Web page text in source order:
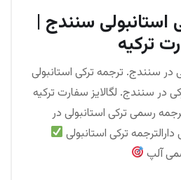
استانبولی سنندج |
ترکیه
در سنندج. ترجمه ترکی استانبولی
در سنندج. لگالایز سفارت ترکیه
رسمی ترکی استانبولی در
ترکی استانبولی
آلپ